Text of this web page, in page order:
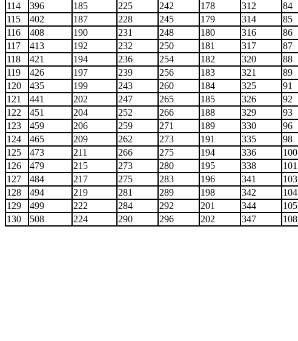
114
396 185 225 242 178 312 84
115
402 187 228 245 179 314 85
116
408 190 231 248 180 316 86
117
413 192 232 250 181 317 87
118
421 194 236 254 182 320 88
119
426 197 239 256 183 321 89
120
435 199 243 260 184 325 91
121
441 202 247 265 185 326 92
122
451 204 252 266 188 329 93
123
459 206 259 271 189 330 96
124
465 209 262 273 191 335 98
125
473 211 266 275 194 336 100
126
479 215 273 280 195 338 101
127
484 217 275 283 196 341 103
128
494 219 281 289 198 342 104
129
499 222 284 292 201 344 105
130
508 224 290 296 202 347 108